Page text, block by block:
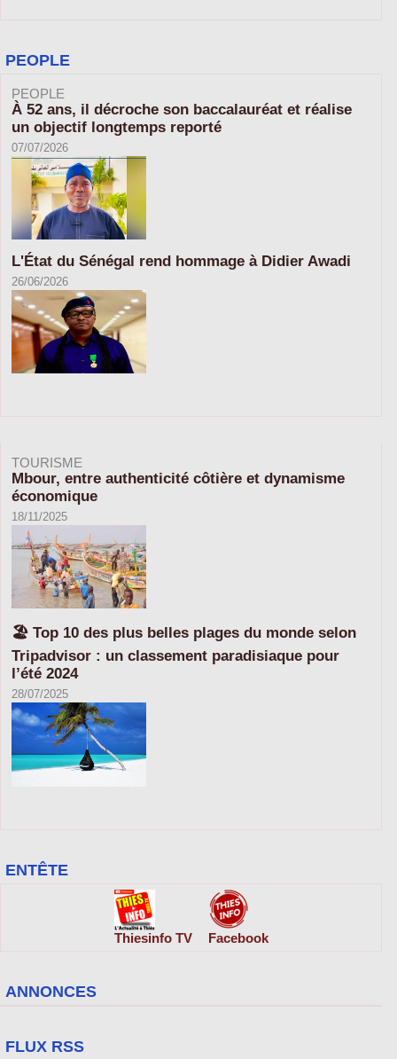
PEOPLE
PEOPLE
À 52 ans, il décroche son baccalauréat et réalise
un objectif longtemps reporté
07/07/2026
L'État du Sénégal rend hommage à Didier Awadi
26/06/2026
TOURISME
Mbour, entre authenticité côtière et dynamisme
économique
18/11/2025
🏖️ Top 10 des plus belles plages du monde selon
Tripadvisor : un classement paradisiaque pour
l’été 2024
28/07/2025
ENTÊTE
Thiesinfo TV Facebook
ANNONCES
FLUX RSS